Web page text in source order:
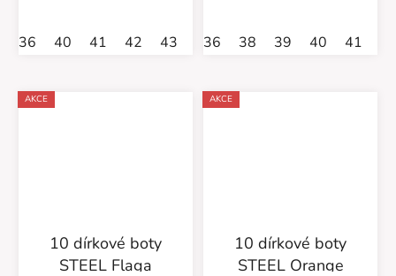
36 40 41 42 43 46 47
36 38 39 40 41
AKCE
10 dírkové boty
STEEL Flaga
AKCE
10 dírkové boty
STEEL Orange